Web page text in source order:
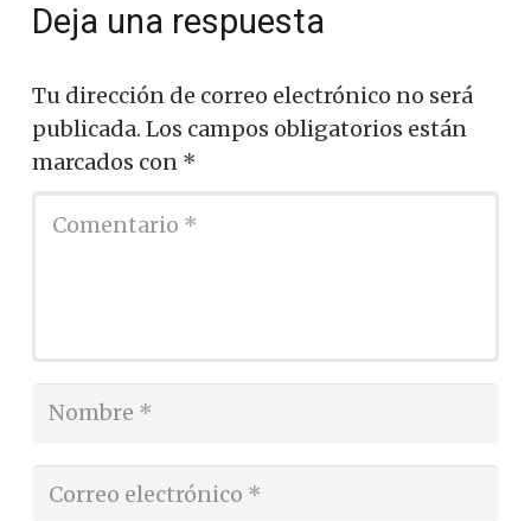
Deja una respuesta
Tu dirección de correo electrónico no será
publicada. Los campos obligatorios están
marcados con *